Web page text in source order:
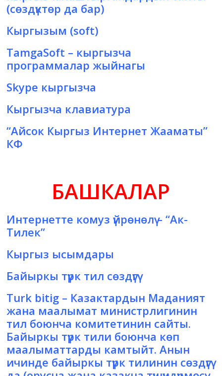
(сөздүктөр да бар)
Кыргызым (soft)
TamgaSoft – кыргызча
программалар жыйнагы
Skype кыргызча
Кыргызча клавиатура
“Айсок Кыргыз Интернет Жааматы”
КФ
БАШКАЛАР
Интернетте комуз үйрөнөлү– “Ак-
Тилек”
Кыргыз ысымдары
Байыркы түрк тил сөздүгү
Turk bitig – Казактардын Маданият
жана маалымат министрлигинин
тил боюнча комитетинин сайты.
Байыркы түрк тили боюнча көп
маалыматтарды камтыйт. Анын
ичинде байыркы түрк тилинин сөздүгү